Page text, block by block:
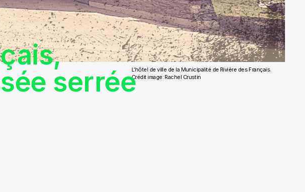
L'hôtel de ville de la Municipalité de Rivière des Français.
Crédit image: Rachel Crustin
serrée